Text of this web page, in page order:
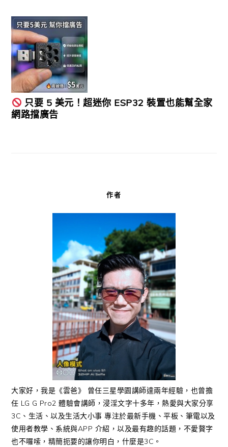
只要 5 美元！超迷你 ESP32 裝置也能幫全家
網路擋廣告
作者
大家好，我是《雲爸》 曾任三星學園講師達兩年經驗，也曾擔
任 LG G Pro2 體驗會講師，浸淫文字十多年，熱愛與大家分享
3C、生活、以及生活大小事 專注於最新手機、平板、筆電以及
使用者教學、系統與APP 介紹，以及最有趣的話題，不愛贅字
也不囉嗦，精簡扼要的讓你明白，什麼是3C。